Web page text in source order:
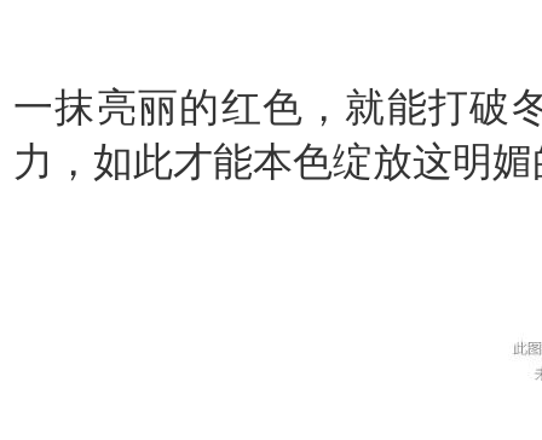
一抹亮丽的红色，就能打破
力，如此才能本色绽放这明